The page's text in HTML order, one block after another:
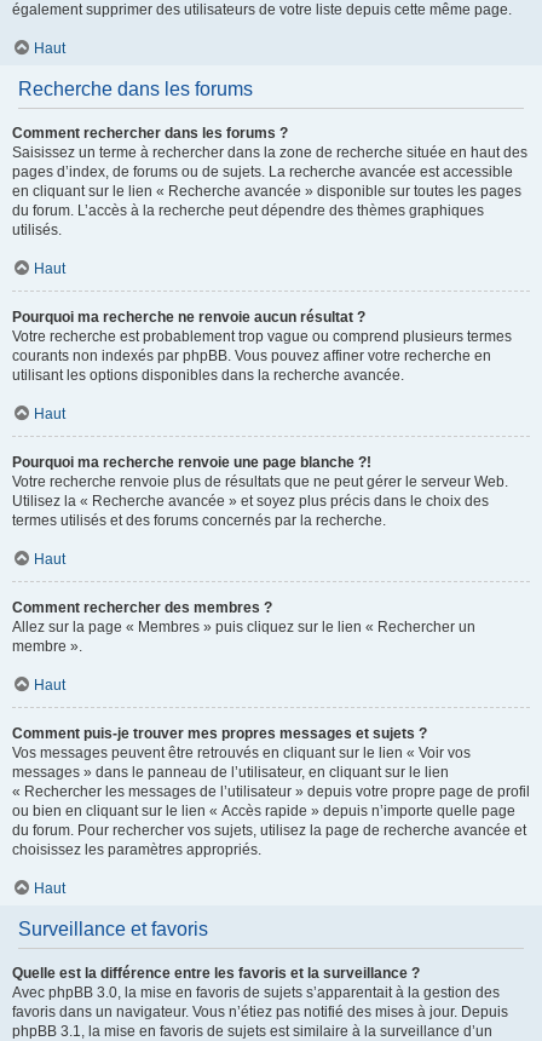
également supprimer des utilisateurs de votre liste depuis cette même page.
Haut
Recherche dans les forums
Comment rechercher dans les forums ?
Saisissez un terme à rechercher dans la zone de recherche située en haut des
pages d’index, de forums ou de sujets. La recherche avancée est accessible
en cliquant sur le lien « Recherche avancée » disponible sur toutes les pages
du forum. L’accès à la recherche peut dépendre des thèmes graphiques
utilisés.
Haut
Pourquoi ma recherche ne renvoie aucun résultat ?
Votre recherche est probablement trop vague ou comprend plusieurs termes
courants non indexés par phpBB. Vous pouvez affiner votre recherche en
utilisant les options disponibles dans la recherche avancée.
Haut
Pourquoi ma recherche renvoie une page blanche ?!
Votre recherche renvoie plus de résultats que ne peut gérer le serveur Web.
Utilisez la « Recherche avancée » et soyez plus précis dans le choix des
termes utilisés et des forums concernés par la recherche.
Haut
Comment rechercher des membres ?
Allez sur la page « Membres » puis cliquez sur le lien « Rechercher un
membre ».
Haut
Comment puis-je trouver mes propres messages et sujets ?
Vos messages peuvent être retrouvés en cliquant sur le lien « Voir vos
messages » dans le panneau de l’utilisateur, en cliquant sur le lien
« Rechercher les messages de l’utilisateur » depuis votre propre page de profil
ou bien en cliquant sur le lien « Accès rapide » depuis n’importe quelle page
du forum. Pour rechercher vos sujets, utilisez la page de recherche avancée et
choisissez les paramètres appropriés.
Haut
Surveillance et favoris
Quelle est la différence entre les favoris et la surveillance ?
Avec phpBB 3.0, la mise en favoris de sujets s’apparentait à la gestion des
favoris dans un navigateur. Vous n’étiez pas notifié des mises à jour. Depuis
phpBB 3.1, la mise en favoris de sujets est similaire à la surveillance d’un